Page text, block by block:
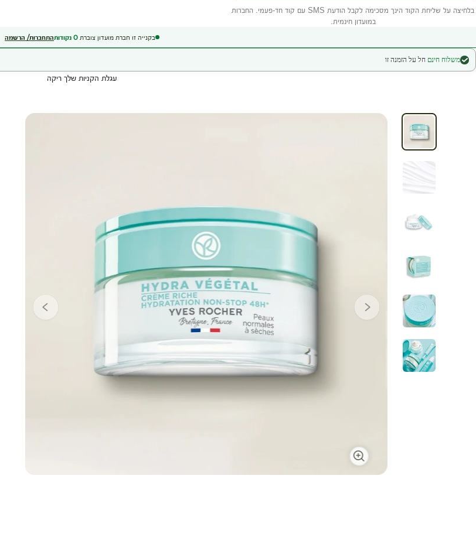
בקנייה זו חברת מועדון צוברת 0 נקודותהתחברות/ הרשמה
משלוח חינם חל על הזמנה זו
עגלת הקניות שלך ריקה